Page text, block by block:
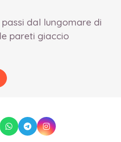
dal lungomare di
pareti giaccio